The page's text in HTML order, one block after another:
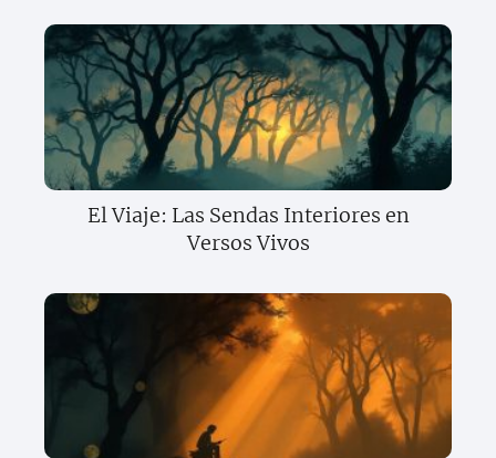
El Viaje: Las Sendas Interiores en
Versos Vivos